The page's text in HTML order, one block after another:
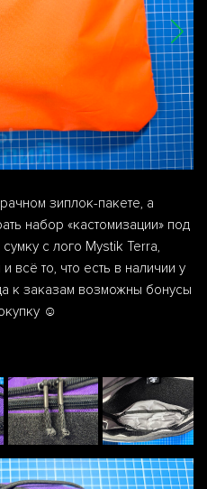
зиплок-пакете, а
набор «кастомизации» под
с лого Mystik Terra,
всё то, что есть в наличии у
к заказам возможны бонусы
☺️